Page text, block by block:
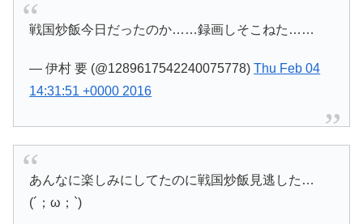
戦国炒飯今日だったのか……録画しそこねた……
— 伊村 要 (@1289617542240075778)Thu Feb 04
14:31:51 +0000 2016
あんなに楽しみにしてたのに戦国炒飯見逃した…
(´；ω；`)